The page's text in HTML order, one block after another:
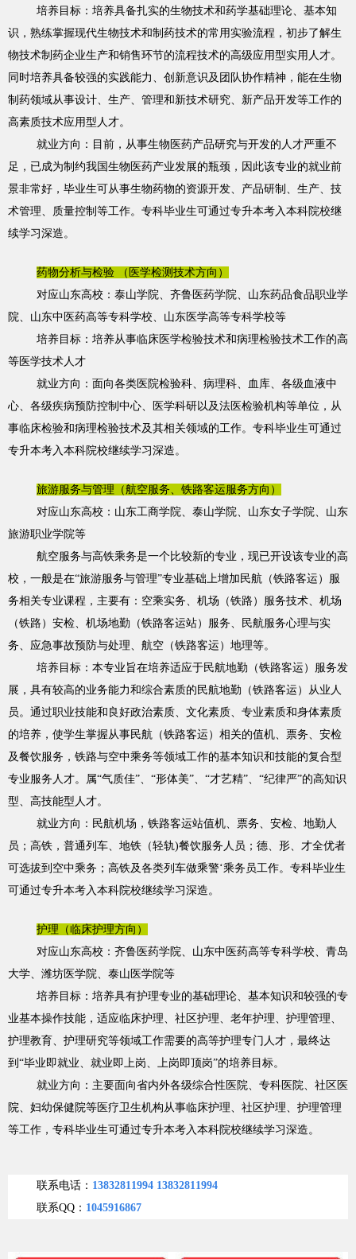
培养目标：培养具备扎实的生物技术和药学基础理论、基本知
识，熟练掌握现代生物技术和制药技术的常用实验流程，初步了解生
物技术制药企业生产和销售环节的流程技术的高级应用型实用人才。
同时培养具备较强的实践能力、创新意识及团队协作精神，能在生物
制药领域从事设计、生产、管理和新技术研究、新产品开发等工作的
高素质技术应用型人才。
就业方向：目前，从事生物医药产品研究与开发的人才严重不
足，已成为制约我国生物医药产业发展的瓶颈，因此该专业的就业前
景非常好，毕业生可从事生物药物的资源开发、产品研制、生产、技
术管理、质量控制等工作。专科毕业生可通过专升本考入本科院校继
续学习深造。
药物分析与检验 （医学检测技术方向）
对应山东高校：泰山学院、齐鲁医药学院、山东药品食品职业学
院、山东中医药高等专科学校、山东医学高等专科学校等
培养目标：培养从事临床医学检验技术和病理检验技术工作的高
等医学技术人才
就业方向：面向各类医院检验科、病理科、血库、各级血液中
心、各级疾病预防控制中心、医学科研以及法医检验机构等单位，从
事临床检验和病理检验技术及其相关领域的工作。专科毕业生可通过
专升本考入本科院校继续学习深造。
旅游服务与管理（航空服务、铁路客运服务方向）
对应山东高校：山东工商学院、泰山学院、山东女子学院、山东
旅游职业学院等
航空服务与高铁乘务是一个比较新的专业，现已开设该专业的高
校，一般是在“旅游服务与管理”专业基础上增加民航（铁路客运）服
务相关专业课程，主要有：空乘实务、机场（铁路）服务技术、机场
（铁路）安检、机场地勤（铁路客运站）服务、民航服务心理与实
务、应急事故预防与处理、航空（铁路客运）地理等。
培养目标：本专业旨在培养适应于民航地勤（铁路客运）服务发
展，具有较高的业务能力和综合素质的民航地勤（铁路客运）从业人
员。通过职业技能和良好政治素质、文化素质、专业素质和身体素质
的培养，使学生掌握从事民航（铁路客运）相关的值机、票务、安检
及餐饮服务，铁路与空中乘务等领域工作的基本知识和技能的复合型
专业服务人才。属“气质佳”、“形体美”、“才艺精”、“纪律严”的高知识
型、高技能型人才。
就业方向：民航机场，铁路客运站值机、票务、安检、地勤人
员；高铁，普通列车、地铁（轻轨)餐饮服务人员；德、形、才全优者
可选拔到空中乘务；高铁及各类列车做乘警‘乘务员工作。专科毕业生
可通过专升本考入本科院校继续学习深造。
护理（临床护理方向）
对应山东高校：齐鲁医药学院、山东中医药高等专科学校、青岛
大学、潍坊医学院、泰山医学院等
培养目标：培养具有护理专业的基础理论、基本知识和较强的专
业基本操作技能，适应临床护理、社区护理、老年护理、护理管理、
护理教育、护理研究等领域工作需要的高等护理专门人才，最终达
到“毕业即就业、就业即上岗、上岗即顶岗”的培养目标。
就业方向：主要面向省内外各级综合性医院、专科医院、社区医
院、妇幼保健院等医疗卫生机构从事临床护理、社区护理、护理管理
等工作，专科毕业生可通过专升本考入本科院校继续学习深造。
联系电话： 13832811994 13832811994
联系QQ： 1045916867